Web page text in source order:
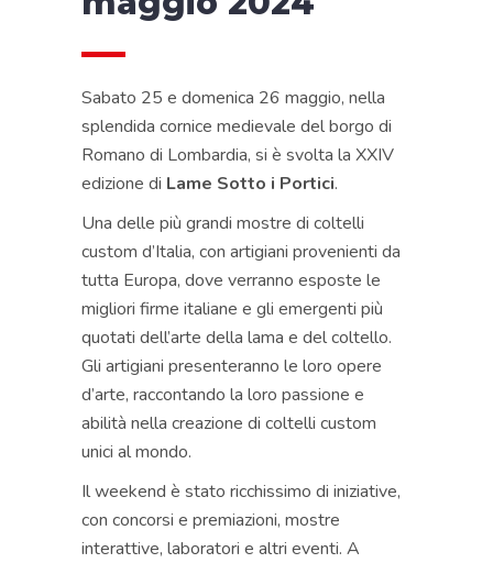
Sabato 25 e domenica 26 maggio, nella
splendida cornice medievale del borgo di
Romano di Lombardia, si è svolta la XXIV
edizione di Lame Sotto i Portici.
Una delle più grandi mostre di coltelli
custom d’Italia, con artigiani provenienti da
tutta Europa, dove verranno esposte le
migliori firme italiane e gli emergenti più
quotati dell’arte della lama e del coltello.
Gli artigiani presenteranno le loro opere
d’arte, raccontando la loro passione e
abilità nella creazione di coltelli custom
unici al mondo.
Il weekend è stato ricchissimo di iniziative,
con concorsi e premiazioni, mostre
interattive, laboratori e altri eventi. A